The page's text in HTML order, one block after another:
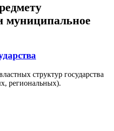
муниципальное
структур государства
региональных).